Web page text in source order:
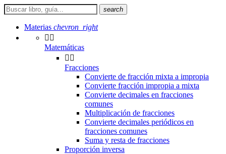
search
Materias chevron_right
 
Matemáticas
 
Fracciones
Convierte de fracción mixta a impropia
Convierte fracción impropia a mixta
Convierte decimales en fracciones
comunes
Multiplicación de fracciones
Convierte decimales periódicos en
fracciones comunes
Suma y resta de fracciones
Proporción inversa